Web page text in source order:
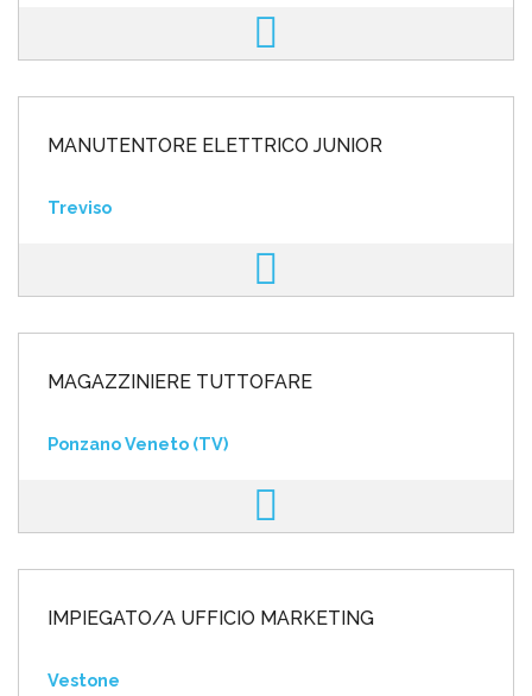
MANUTENTORE ELETTRICO JUNIOR
Treviso
MAGAZZINIERE TUTTOFARE
Ponzano Veneto (TV)
IMPIEGATO/A UFFICIO MARKETING
Vestone